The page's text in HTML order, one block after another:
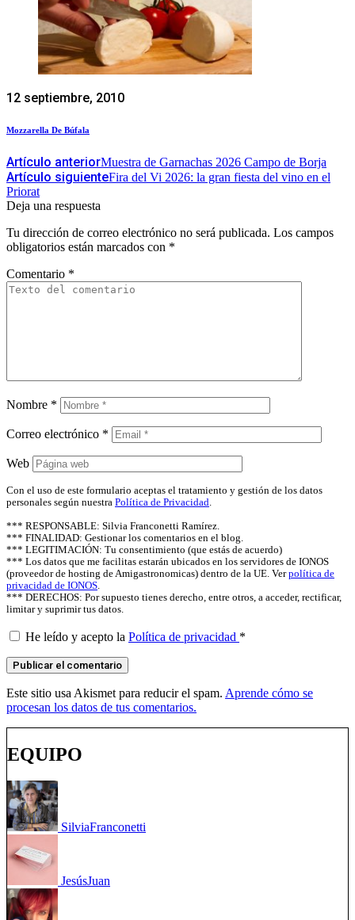
12 septiembre, 2010
Mozzarella De Búfala
Artículo anteriorMuestra de Garnachas 2026 Campo de Borja
Artículo siguienteFira del Vi 2026: la gran fiesta del vino en el
Priorat
Deja una respuesta
Tu dirección de correo electrónico no será publicada. Los campos
obligatorios están marcados con *
Comentario *
Nombre *
Correo electrónico *
Web
Con el uso de este formulario aceptas el tratamiento y gestión de los datos
personales según nuestra Política de Privacidad
*** RESPONSABLE: Silvia Franconetti Ramírez.
*** FINALIDAD: Gestionar los comentarios en el blog.
*** LEGITIMACIÓN: Tu consentimiento (que estás de acuerdo)
*** Los datos que me facilitas estarán ubicados en los servidores de IONOS
(proveedor de hosting de Amigastronomicas) dentro de la UE. Verpolítica de
privacidad de IONOS
*** DERECHOS: Por supuesto tienes derecho, entre otros, a acceder, rectificar,
limitar y suprimir tus datos.
He leído y acepto la Política de privacidad *
Este sitio usa Akismet para reducir el spam. Aprende cómo se
procesan los datos de tus comentarios.
EQUIPO
SilviaFranconetti
JesúsJuan